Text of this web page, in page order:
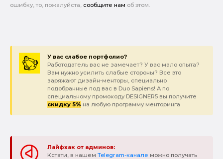
ошибку, то, пожалуйста, сообщите нам об этом.
У вас слабое портфолио?
Работодатель вас не замечает? У вас мало опыта?
Вам нужно усилить слабые стороны? Все это
заряжают дизайн-менторы, специально
подобранные под вас в Duo Sapiens! А по
специальному промокоду DESIGNER5 вы получите
скидку 5% на любую программу менторинга
Лайфхак от админов:
Кстати, в нашем Telegram-канале можно получать